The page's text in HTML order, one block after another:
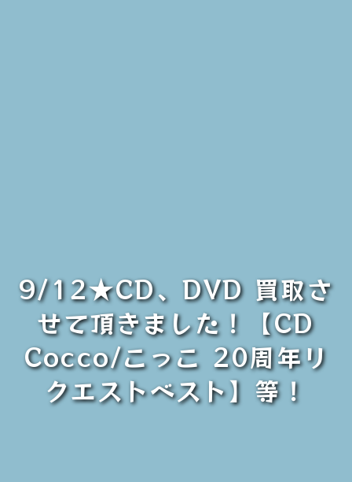
9/12★CD、DVD 買取さ
せて頂きました！【CD
Cocco/こっこ 20周年リ
クエストベスト】等！